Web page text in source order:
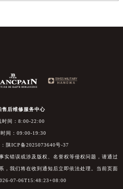
售后维修服务中心
时间：8:00-22:00
间：09:00-19:30
陕ICP备2025073640号-37
实错误或涉及版权、名誉权等侵权问题，请通过
，我们将在收到通知后立即依法处理。当前页面
07-06T15:48:23+08:00